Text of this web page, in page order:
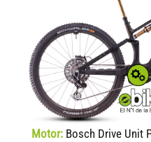
Motor: Bosch Drive Unit